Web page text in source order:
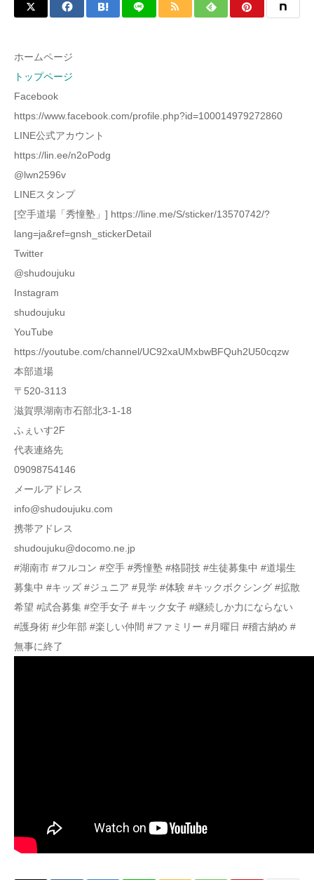
ホームページ
トップページ
Facebook
https://www.facebook.com/profile.php?id=100014979272860
LINE公式アカウント
https://lin.ee/n2oPodg
@lwn2596v
LINEスタンプ
[空手道場「秀憧塾」] https://line.me/S/sticker/13570742/?
lang=ja&ref=gnsh_stickerDetail
Twitter
@shudoujuku
Instagram
shudoujuku
YouTube
https://youtube.com/channel/UC92xaUMxbwBFQuh2U50cqzw
本部道場
〒520-3113
滋賀県湖南市石部北3-1-18
ふぇいす2F
代表連絡先
09098754146
メールアドレス
info@shudoujuku.com
携帯アドレス
shudoujuku@docomo.ne.jp
#湖南市 #フルコン #空手 #秀憧塾 #格闘技 #生徒募集中 #道場生
募集中 #キッズ #ジュニア #見学 #体験 #キックボクシング #拡散
希望 #試合募集 #空手女子 #キック女子 #継続しか力にならない
#護身術 #少年部 #楽しい仲間 #ファミリー #月曜日 #稽古納め #
無事に終了